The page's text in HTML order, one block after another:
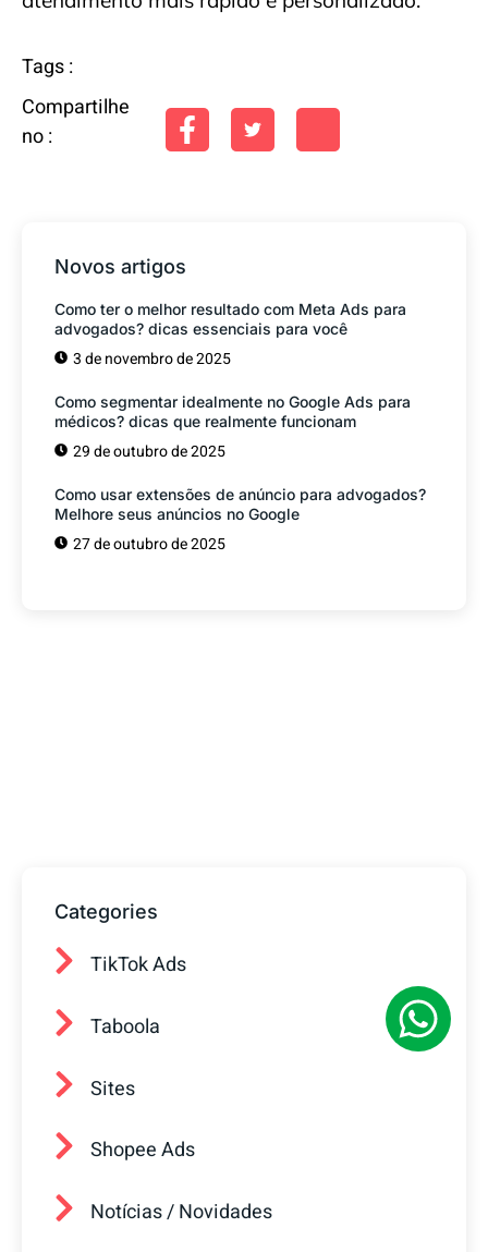
Tags :
Compartilhe
no :
Novos artigos
Como ter o melhor resultado com Meta Ads para
advogados? dicas essenciais para você
3 de novembro de 2025
Como segmentar idealmente no Google Ads para
médicos? dicas que realmente funcionam
29 de outubro de 2025
Como usar extensões de anúncio para advogados?
Melhore seus anúncios no Google
27 de outubro de 2025
Categories
TikTok Ads
Taboola
Sites
Shopee Ads
Notícias / Novidades